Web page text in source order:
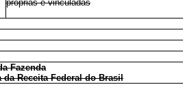
próprias e vinculadas
Fazenda
da Receita Federal do Brasil